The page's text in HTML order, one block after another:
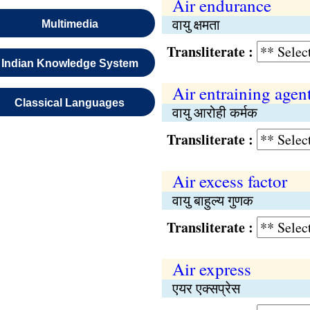
Multimedia
Indian Knowledge System
Classical Languages
Air endurance
वायु क्षमता
Transliterate :
Air entraining
वायु आरोही कर्मक
Transliterate :
Air excess factor
वायु बाहुल्य गुणक
Transliterate :
Air express
एयर एक्सप्रेस